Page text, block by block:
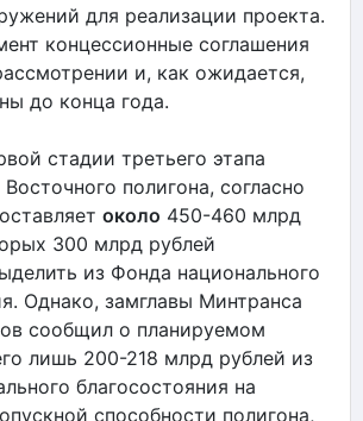
для реализации проекта.
концессионные соглашения
и, как ожидается,
до конца года.
стадии третьего этапа
полигона, согласно
около 450-460 млрд
300 млрд рублей
из Фонда национального
Однако, замглавы Минтранса
сообщил о планируемом
лишь 200-218 млрд рублей из
благосостояния на
способности полигона,